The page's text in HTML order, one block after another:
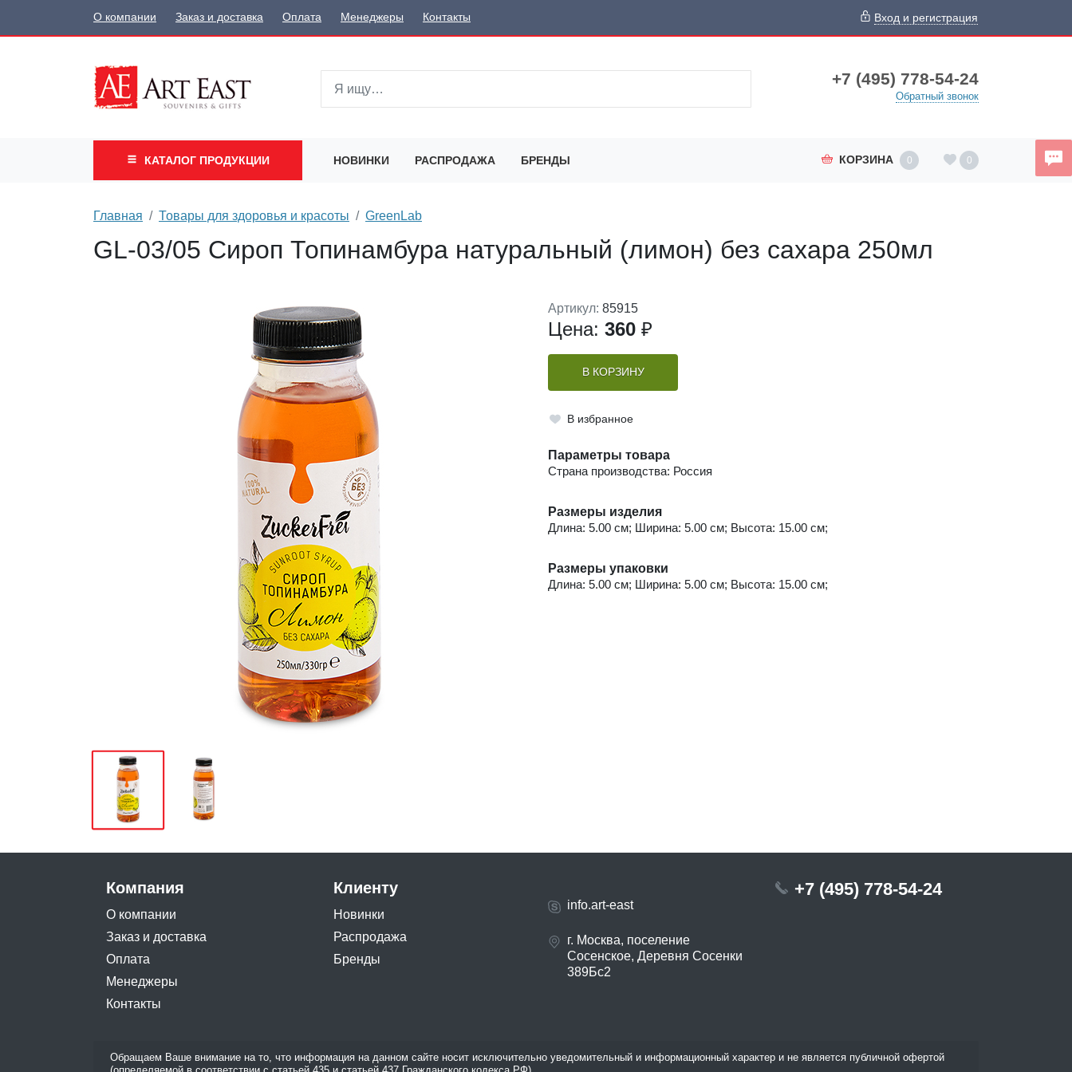
О компании Заказ и доставка Оплата Менеджеры Контакты Вход и регистрация
+7 (495) 778-54-24
Обратный звонок
КАТАЛОГ ПРОДУКЦИИ НОВИНКИ РАСПРОДАЖА БРЕНДЫ КОРЗИНА 0 0
Главная Товары для здоровья и красоты GreenLab
GL-03/05 Сироп Топинамбура натуральный (лимон) без сахара 250мл
Артикул: 85915
Цена: 360 ₽
В КОРЗИНУ
В избранное
Параметры товара
Страна производства: Россия
Размеры изделия
Длина: 5.00 см; Ширина: 5.00 см; Высота: 15.00 см;
Размеры упаковки
Длина: 5.00 см; Ширина: 5.00 см; Высота: 15.00 см;
Компания
О компании
Заказ и доставка
Оплата
Менеджеры
Контакты
Клиенту
Новинки
Распродажа
Бренды
info.art-east
г. Москва, поселение
Сосенское, Деревня Сосенки
389Бс2
+7 (495) 778-54-24
Обращаем Ваше внимание на то, что информация на данном сайте носит исключительно уведомительный и информационный характер и не является публичной офертой